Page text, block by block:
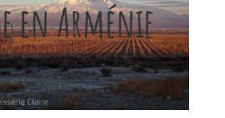
en Arménie